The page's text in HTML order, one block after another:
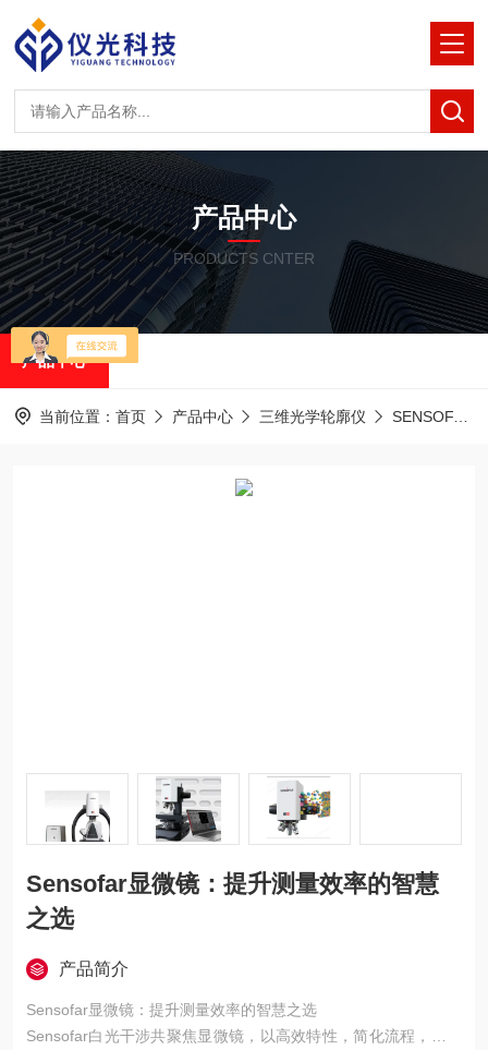
产品中心
PRODUCTS CNTER
产品中心
当前位置： 首页 产品中心 三维光学轮廓仪 SENSOFAR共聚焦白光干涉仪
Sensofar显微镜：提升测量效率的智慧
之选
产品简介
Sensofar显微镜：提升测量效率的智慧之选
Sensofar白光干涉共聚焦显微镜，以高效特性，简化流程，成为